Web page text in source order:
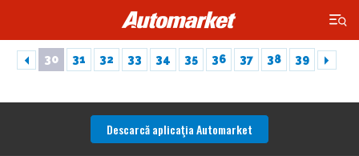
×
30 31 32 33 34 35 36 37 38 39
Descarcă aplicaţia Automarket